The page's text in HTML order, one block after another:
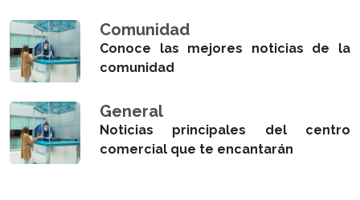
Comunidad
Conoce las mejores noticias de la
comunidad
General
Noticias principales del centro
comercial que te encantarán